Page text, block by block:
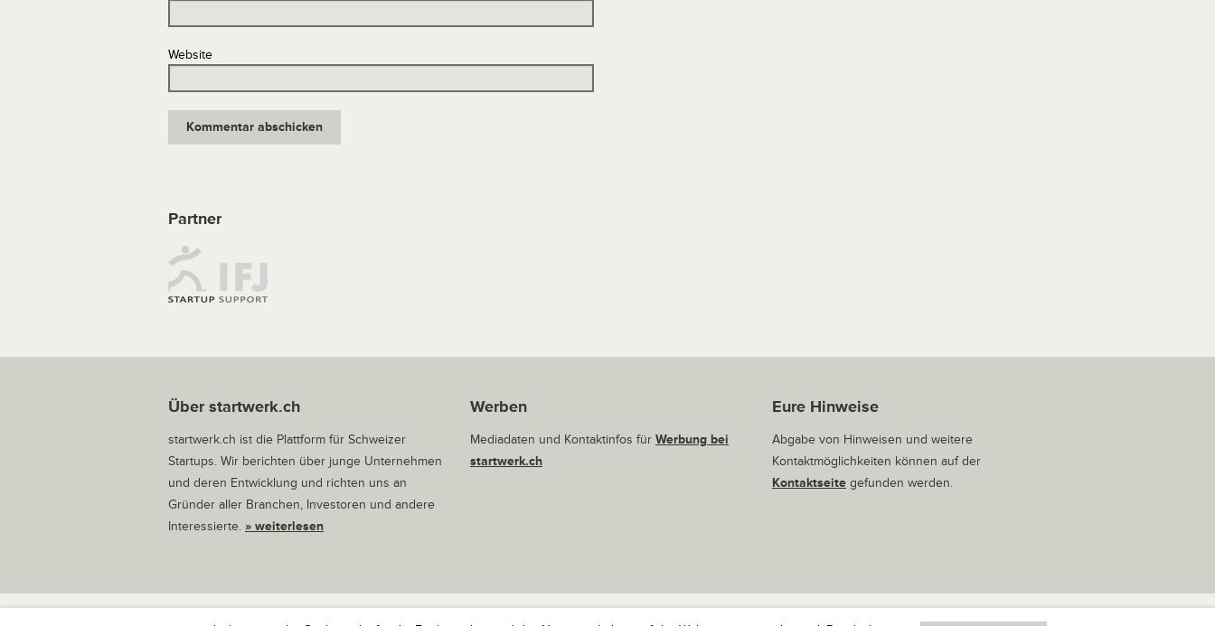
Website
Partner
Über startwerk.ch
startwerk.ch ist die Plattform für Schweizer
Startups. Wir berichten über junge Unternehmen
und deren Entwicklung und richten uns an
Gründer aller Branchen, Investoren und andere
Interessierte. » weiterlesen
Werben
Mediadaten und Kontaktinfos für Werbung bei
startwerk.ch
Eure Hinweise
Abgabe von Hinweisen und weitere
Kontaktmöglichkeiten können auf der
Kontaktseitegefunden werden.